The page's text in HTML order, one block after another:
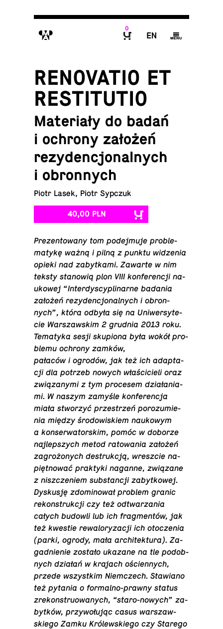
M
0
E g
RENOVATIO ET
RESTITUTIO
Materiały do badań
i ochrony założeń
rezydencjonalnych
i obronnych
Piotr Lasek, Piotr Sypczuk
40,00 PLN
Pre­zen­to­wa­ny tom po­dej­mu­je pro­ble­
ma­ty­kę ważną i pilną z punktu wi­dze­nia
opieki nad za­byt­ka­mi. Zawarte w nim
teksty sta­no­wią plon VIII kon­fe­ren­cji na­
uko­wej “In­ter­dy­scy­pli­nar­ne badania
założeń re­zy­den­cjo­nal­nych i obron­
nych”, która odbyła się na Uni­wer­sy­te­
cie War­szaw­skim 2 grudnia 2013 roku.
Te­ma­ty­ka sesji sku­pio­na była wokół pro­
ble­mu ochrony zamków,
pałaców i ogrodów, jak też ich ad­ap­ta­
cji dla potrzeb nowych wła­ści­cie­li oraz
zwią­za­ny­mi z tym pro­ce­sem dzia­ła­nia­
mi. W naszym zamyśle kon­fe­ren­cja
miała stwo­rzyć prze­strzeń po­ro­zu­mie­
nia między śro­do­wi­skiem na­uko­wym
a kon­ser­wa­tor­skim, pomóc w doborze
naj­lep­szych metod ra­to­wa­nia założeń
za­gro­żo­nych de­struk­cją, wresz­cie na­
pięt­no­wać prak­ty­ki naganne, zwią­za­ne
z nisz­cze­niem sub­stan­cji za­byt­ko­wej.
Dys­ku­sję zdo­mi­no­wał problem granic
re­kon­struk­cji czy też od­twa­rza­nia
całych budowli lub ich frag­men­tów, jak
też kwestie re­wa­lo­ry­za­cji ich oto­cze­nia
(parki, ogrody, mała ar­chi­tek­tu­ra). Za­
gad­nie­nie zostało ukazane na tle po­dob­
nych działań w krajach ościen­nych,
przede wszyst­kim Niem­czech. Sta­wia­no
też pytania o for­mal­no-praw­ny status
zre­kon­stru­owa­nych, “sta­ro-no­wych” za­
byt­ków, przy­wo­łu­jąc casus war­szaw­
skie­go Zamku Kró­lew­skie­go czy Starego